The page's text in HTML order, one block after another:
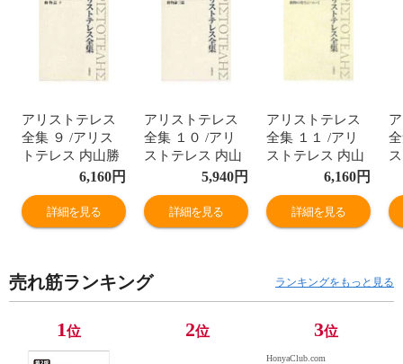
アリストテレス
全集 ９ /アリス
トテレス 内山勝
6,160円
詳細を見る
アリストテレス
全集 １０ /アリ
ストテレス 内山
勝利 神崎繁5,940円
詳細を見る
アリストテレス
全集 １１ /アリ
ストテレス 内山
勝利 神崎繁6,160円
詳細を見る
売れ筋ランキング ランキングをもっと見る
1位 2位 3位
HonyaClub.com